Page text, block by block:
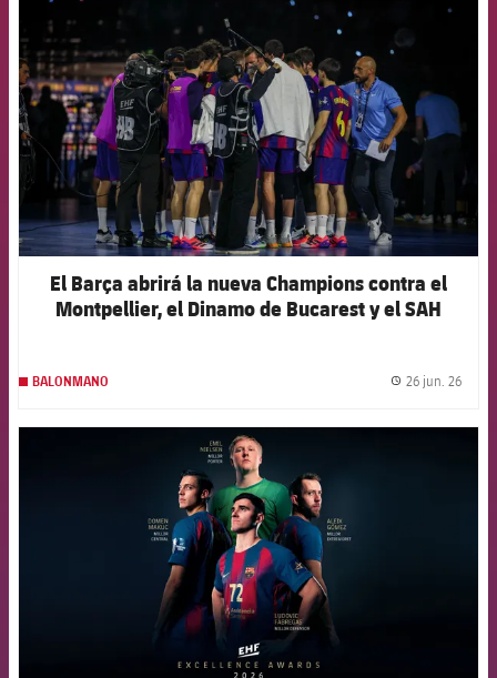
FCB Barcelona badge
El Barça abrirá la nueva Champions contra el
Montpellier, el Dinamo de Bucarest y el SAH
BALONMANO 26 jun. 26
FCB Barcelona badge